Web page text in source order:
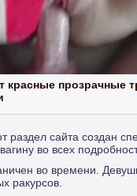
красные прозрачные
сайта создан
во всех
во времени.
ракурсов.